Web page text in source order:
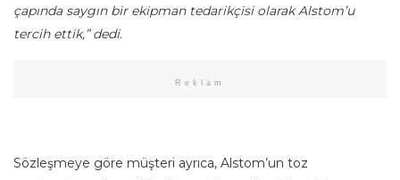
çapında saygın bir ekipman tedarikçisi olarak Alstom’u
tercih ettik,” dedi.
Reklam
Sözleşmeye göre müşteri ayrıca, Alstom’un toz